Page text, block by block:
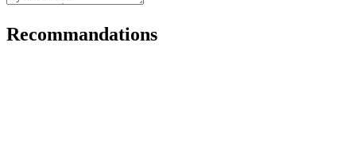
Recommandations